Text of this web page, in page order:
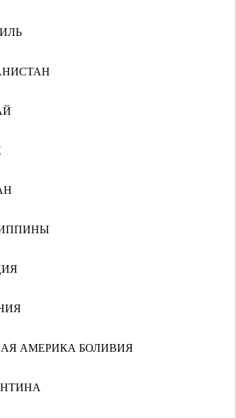
АМЕРИКА БОЛИВИЯ